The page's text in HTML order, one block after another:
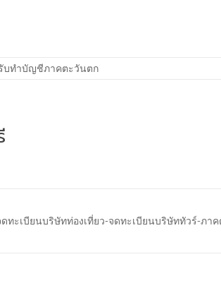
บทำบัญชีภาคตะวันตก
ดทะเบียนบริษัทท่องเที่ยว-จดทะเบียนบริษัททัวร์-ภา